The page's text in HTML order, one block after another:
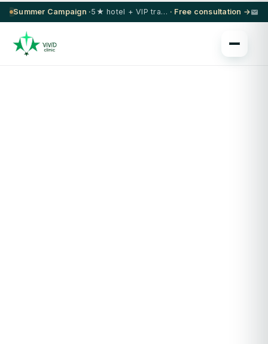
Summer Campaign · 5★ hotel + VIP transfer on select procedures · Free consultation →